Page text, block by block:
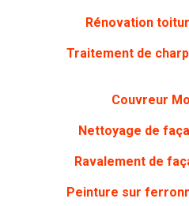
Rénovation
Traitement de
Couvreur
Nettoyage de
Ravalement de
Peinture sur